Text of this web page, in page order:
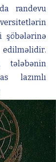
randevu
şöbələrinə
tələbənin
lazımlı